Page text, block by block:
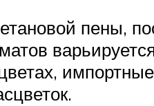
пены,